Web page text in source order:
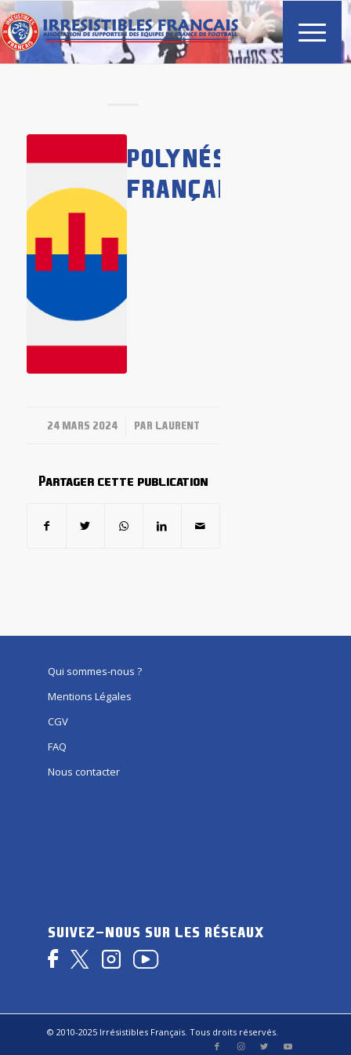
POLYNÉSIE
FRANÇAISE
24 MARS 2024
/ PAR LAURENT
Partager cette publication
Qui sommes-nous ?
Mentions Légales
CGV
FAQ
Nous contacter
SUIVEZ-NOUS SUR LES RÉSEAUX
© 2010-2025 Irrésistibles Français. Tous droits réservés.